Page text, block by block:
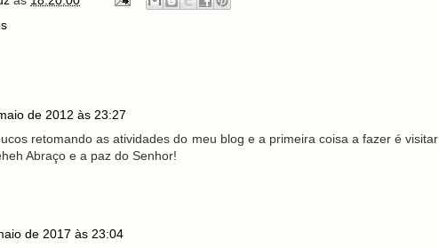
de 2012 às 23:27
retomando as atividades do meu blog e a primeira coisa a fazer é visitar
Abraço e a paz do Senhor!
de 2017 às 23:04